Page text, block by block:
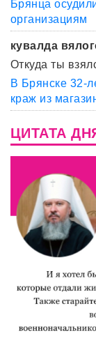
Брянца
организациям
кувалда
Откуда ты
В Брянске 32-
краж из
ЦИТАТА